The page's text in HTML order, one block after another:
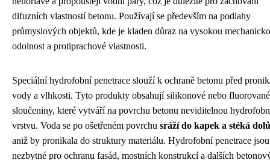
difuzních vlastností betonu. Používají se především na podlahy
průmyslových objektů, kde je kladen důraz na vysokou
odolnost a protiprachové vlastnosti.
Speciální hydrofobní penetrace slouží k ochraně betonu před
vody a vlhkosti. Tyto produkty obsahují silikonové nebo fluorované
sloučeniny, které vytváří na povrchu betonu neviditelnou
vrstvu. Voda se po ošetřeném povrchu sráží do kapek a stéká dolů
aniž by pronikala do struktury materiálu. Hydrofobní penetrace jsou
nezbytné pro ochranu fasád, mostních konstrukcí a dalších